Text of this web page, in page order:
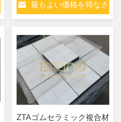
最もよい価格を得なさ
ZTAゴムセラミック複合材